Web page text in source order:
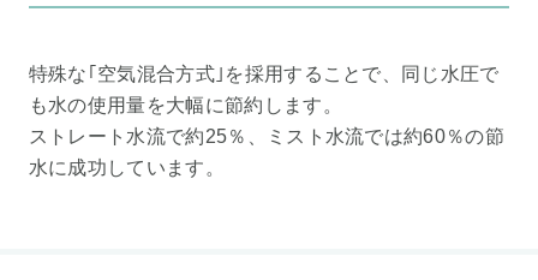
特殊な｢空気混合方式｣を採用することで、同じ水圧で
も水の使用量を大幅に節約します。
ストレート水流で約25％、ミスト水流では約60％の節
水に成功しています。